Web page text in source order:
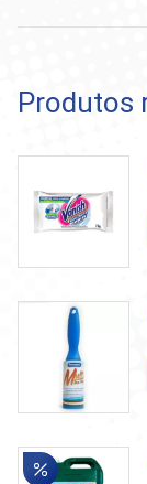
Produtos